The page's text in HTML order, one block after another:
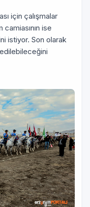
için çalışmalar
ise
istiyor. Son olarak